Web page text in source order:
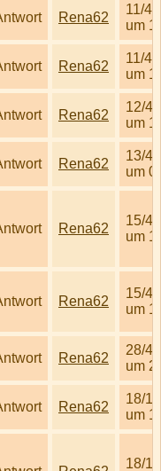
Rena62
11/4/
um
Rena62
11/4/
um
Rena62
12/4/
um
Rena62
13/4/
um
Rena62
15/4/
um
Rena62
15/4/
um
Rena62
28/4/
um
Rena62
18/1/
um
18/1/